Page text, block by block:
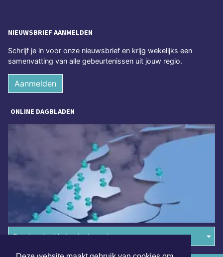
NIEUWSBRIEF AANMELDEN
Schrijf je in voor onze nieuwsbrief en krijg wekelijks een
samenvatting van alle gebeurtenissen uit jouw regio.
Aanmelden
ONLINE DAGBLADEN
Overige dagbladen in de regio